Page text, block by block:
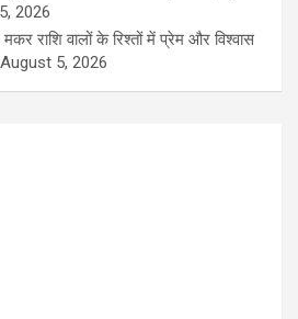
2026
राशि वालों के रिश्तों में प्रेम और विश्वास
August 5, 2026